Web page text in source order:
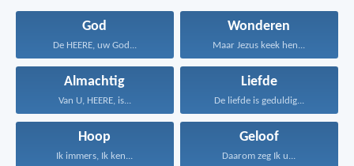
God
De HEERE, uw God...
Wonderen
Maar Jezus keek hen...
Almachtig
Van U, HEERE, is...
Liefde
De liefde is geduldig...
Hoop
Ik immers, Ik ken...
Geloof
Daarom zeg Ik u...